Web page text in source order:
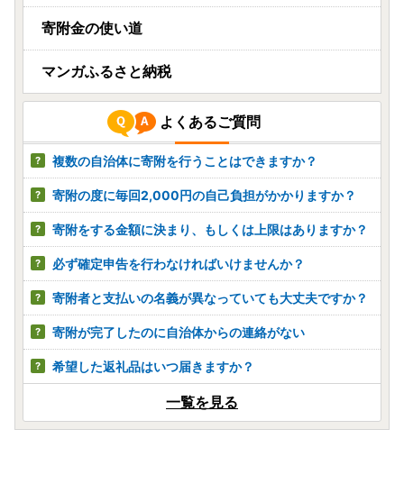
寄附金の使い道
マンガふるさと納税
よくあるご質問
複数の自治体に寄附を行うことはできますか？
寄附の度に毎回2,000円の自己負担がかかりますか？
寄附をする金額に決まり、もしくは上限はありますか？
必ず確定申告を行わなければいけませんか？
寄附者と支払いの名義が異なっていても大丈夫ですか？
寄附が完了したのに自治体からの連絡がない
希望した返礼品はいつ届きますか？
一覧を見る